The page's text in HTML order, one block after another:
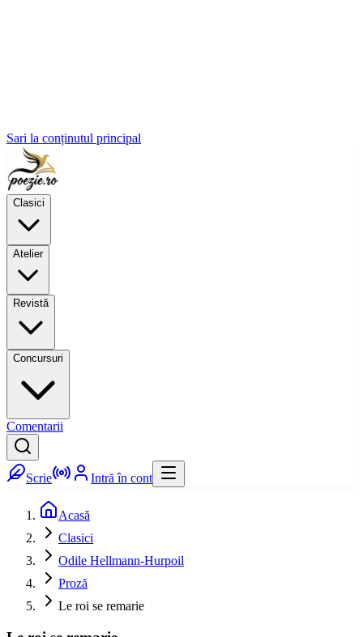
Sari la conținutul principal
Clasici
Atelier
Revistă
Concursuri
Comentarii
Scrie Intră în cont
Acasă
Clasici
Odile Hellmann-Hurpoil
Proză
Le roi se remarie